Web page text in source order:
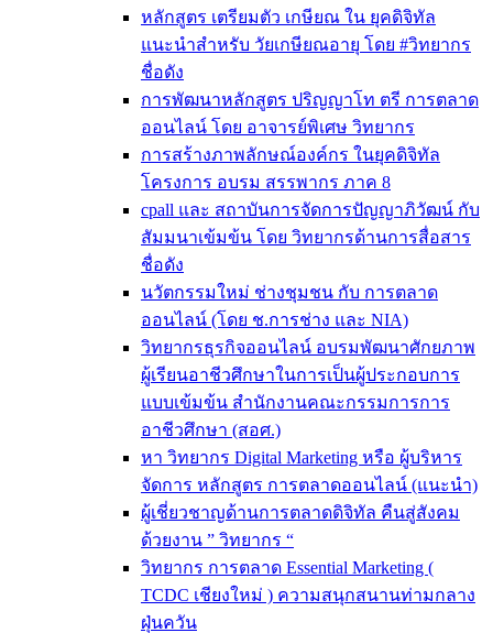
หลักสูตร เตรียมตัว เกษียณ ใน ยุคดิจิทัล
แนะนำสำหรับ วัยเกษียณอายุ โดย #วิทยากร
ชื่อดัง
การพัฒนาหลักสูตร ปริญญาโท ตรี การตลาด
ออนไลน์ โดย อาจารย์พิเศษ วิทยากร
การสร้างภาพลักษณ์องค์กร ในยุคดิจิทัล
โครงการ อบรม สรรพากร ภาค 8
cpall และ สถาบันการจัดการปัญญาภิวัฒน์ กับ
สัมมนาเข้มข้น โดย วิทยากรด้านการสื่อสาร
ชื่อดัง
นวัตกรรมใหม่ ช่างชุมชน กับ การตลาด
ออนไลน์ (โดย ช.การช่าง และ NIA)
วิทยากรธุรกิจออนไลน์ อบรมพัฒนาศักยภาพ
ผู้เรียนอาชีวศึกษาในการเป็นผู้ประกอบการ
แบบเข้มข้น สำนักงานคณะกรรมการการ
อาชีวศึกษา (สอศ.)
หา วิทยากร Digital Marketing หรือ ผู้บริหาร
จัดการ หลักสูตร การตลาดออนไลน์ (แนะนำ)
ผู้เชี่ยวชาญด้านการตลาดดิจิทัล คืนสู่สังคม
ด้วยงาน ” วิทยากร “
วิทยากร การตลาด Essential Marketing (
TCDC เชียงใหม่ ) ความสนุกสนานท่ามกลาง
ฝุ่นควัน